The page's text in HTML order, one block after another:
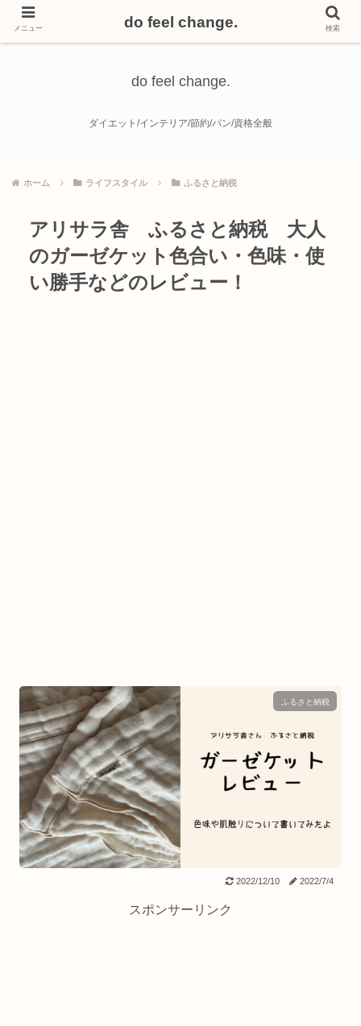
do feel change.
ダイエット/インテリア/節約/パン/資格全般
ホーム ライフスタイル ふるさと納税
アリサラ舎 ふるさと納税 大人
のガーゼケット色合い・色味・使
い勝手などのレビュー！
ふるさと納税
2022/12/10 2022/7/4
スポンサーリンク
メニュー do feel change. 検索